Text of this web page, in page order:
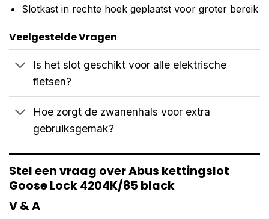
Slotkast in rechte hoek geplaatst voor groter bereik
Veelgestelde Vragen
Is het slot geschikt voor alle elektrische
fietsen?
Hoe zorgt de zwanenhals voor extra
gebruiksgemak?
Stel een vraag over Abus kettingslot
Goose Lock 4204K/85 black
V & A